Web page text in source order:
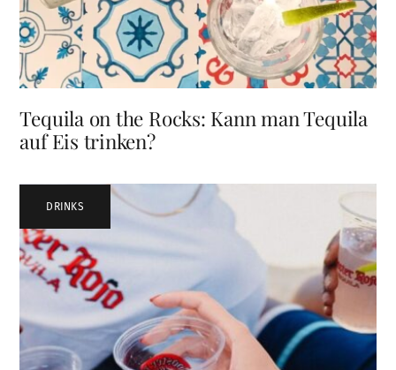
Tequila on the Rocks: Kann man Tequila
auf Eis trinken?
DRINKS